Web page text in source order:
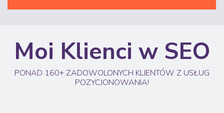
Moi Klienci w SEO
PONAD 160+ ZADOWOLONYCH KLIENTÓW Z USŁUG
POZYCJONOWANIA!